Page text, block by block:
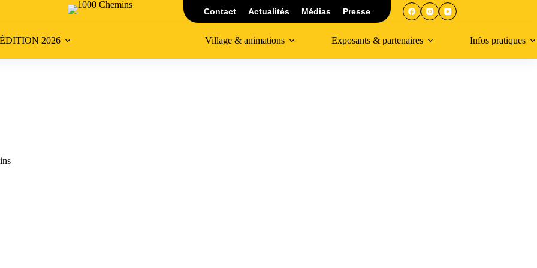
Contact Actualités Médias Presse
2026 Village & animations Exposants & partenaires Infos pratiques